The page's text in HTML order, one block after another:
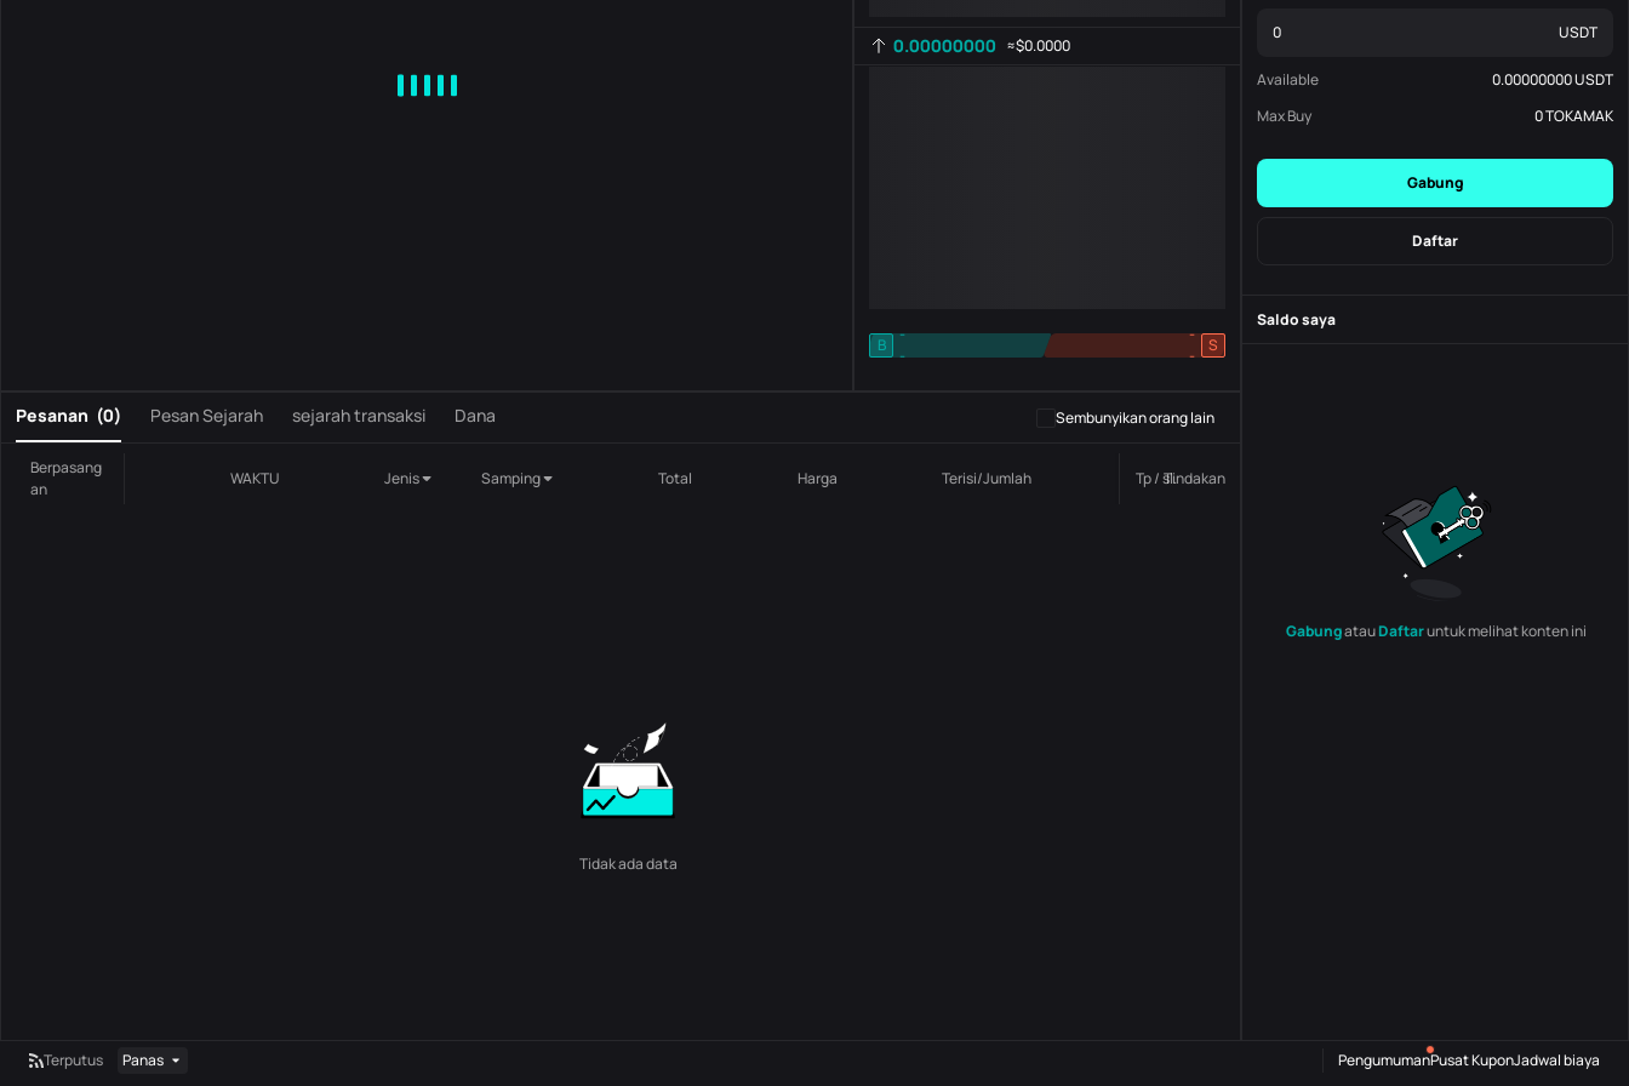
0.00000000 ≈$0.0000
B
-
-
S
-
-
Pesanan (0) Pesan Sejarah sejarah transaksi Dana Sembunyikan orang lain
Berpasang
an
WAKTU Jenis Samping Total Harga Terisi/Jumlah Tp / sl.Tindakan
Tidak ada data
USDT
Available 0.00000000USDT
Max Buy
0TOKAMAK
Gabung
Daftar
Saldo saya
GabungatauDaftaruntuk melihat konten ini
Terputus Panas PengumumanPusat KuponJadwal biaya